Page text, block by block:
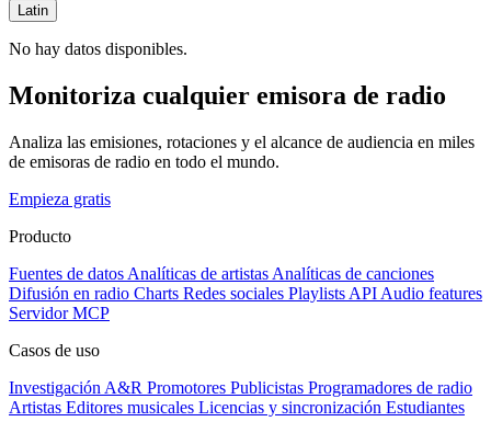
Latin
No hay datos disponibles.
Monitoriza cualquier emisora de radio
Analiza las emisiones, rotaciones y el alcance de audiencia en miles
de emisoras de radio en todo el mundo.
Empieza gratis
Producto
Fuentes de datos Analíticas de artistas Analíticas de canciones
Difusión en radio Charts Redes sociales Playlists API Audio features
Servidor MCP
Casos de uso
Investigación A&R Promotores Publicistas Programadores de radio
Artistas Editores musicales Licencias y sincronización Estudiantes